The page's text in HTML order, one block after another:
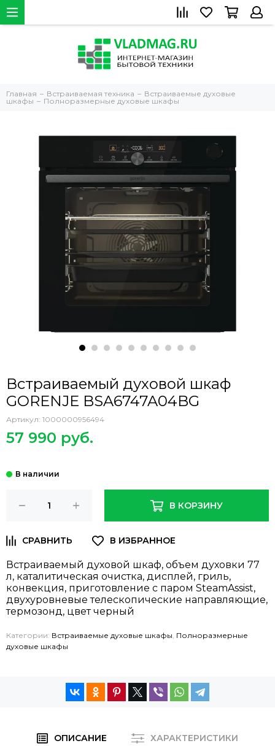
Главная Встраиваемая техника
Встраиваемые духовые
шкафы
Полноразмерные духовые шкафы
Встраиваемый духовой шкаф
GORENJE BSA6747A04BG
Артикул: 1000000956494
57 990 руб.
В КОРЗИНУ
Встраиваемый духовой шкаф, объем духовки 77
л, каталитическая очистка, дисплей, гриль,
конвекция, приготовление с паром SteamAssist,
двухуровневые телескопические направляющие,
термозонд, цвет черный
Категории: Встраиваемые духовые шкафы, Полноразмерные
духовые шкафы
ОПИСАНИЕ ХАРАКТЕРИСТИКИ